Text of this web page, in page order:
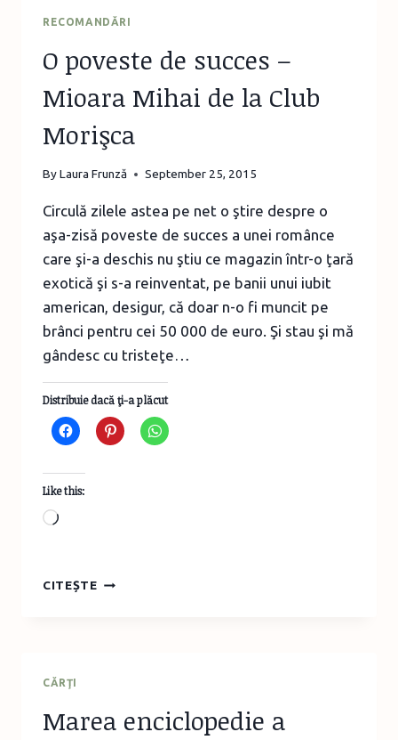
ESCALADĂ
RECOMANDĂRI
O poveste de succes –
Mioara Mihai de la Club
Morişca
ByLaura Frunză September 25, 2015
Circulă zilele astea pe net o ştire despre o
aşa-zisă poveste de succes a unei românce
care şi-a deschis nu ştiu ce magazin într-o ţară
exotică şi s-a reinventat, pe banii unui iubit
american, desigur, că doar n-o fi muncit pe
brânci pentru cei 50 000 de euro. Şi stau şi mă
gândesc cu tristeţe…
Distribuie dacă ţi-a plăcut
Like this:
Loading…
CITEȘTEO
LA
CĂRŢI
Marea enciclopedie a